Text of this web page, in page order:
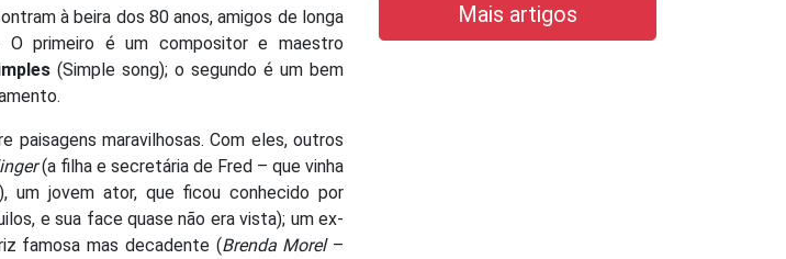
à beira dos 80 anos, amigos de longa
O primeiro é um compositor e maestro
(Simple song); o segundo é um bem
paisagens maravilhosas. Com eles, outros
(a filha e secretária de Fred – que vinha
), um jovem ator, que ficou conhecido por
e sua face quase não era vista); um ex-
famosa mas decadente (Brenda Morel–
Mais artigos